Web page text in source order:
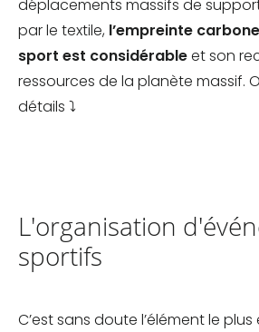
déplacements massifs de
par le textile, l’empreinte
sport est considérableet son
ressources de la planète massif.
détails ⤵︎
L'organisation
sportifs
C’est sans doute l’élément le